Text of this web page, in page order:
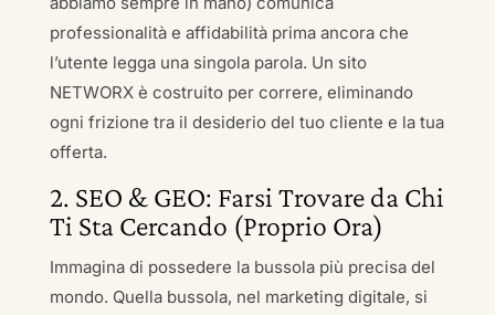
professionalità e affidabilità prima ancora che
l’utente legga una singola parola. Un sito
NETWORX è costruito per correre, eliminando
ogni frizione tra il desiderio del tuo cliente e la tua
offerta.
2. SEO & GEO: Farsi Trovare da Chi
Ti Sta Cercando (Proprio Ora)
Immagina di possedere la bussola più precisa del
mondo. Quella bussola, nel marketing digitale, si